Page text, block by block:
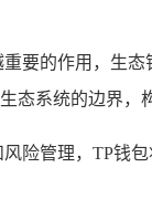
要的作用，生
系统的边界，
险管理，TP钱